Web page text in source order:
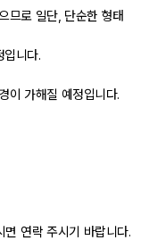
므로 일단, 단순한 형태
입니다.
이 가해질 예정입니다.
연락 주시기 바랍니다.